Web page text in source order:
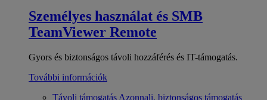
Személyes használat és SMB
TeamViewer Remote
Gyors és biztonságos távoli hozzáférés és IT-támogatás.
További információk
Távoli támogatás Azonnali, biztonságos támogatás